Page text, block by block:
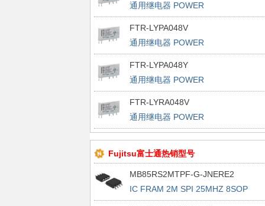
通用继电器 POWER
FTR-LYPA048V
通用继电器 POWER
FTR-LYPA048Y
通用继电器 POWER
FTR-LYRA048V
通用继电器 POWER
Fujitsu富士通热销型号
MB85RS2MTPF-G-JNERE2
IC FRAM 2M SPI 25MHZ 8SOP